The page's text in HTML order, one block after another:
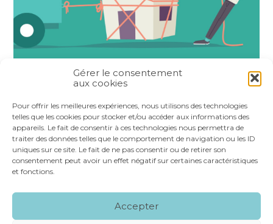
Gérer le consentement
aux cookies
Pour offrir les meilleures expériences, nous utilisons des technologies
telles que les cookies pour stocker et/ou accéder aux informations des
appareils. Le fait de consentir à ces technologies nous permettra de
traiter des données telles que le comportement de navigation ou les ID
uniques sur ce site. Le fait de ne pas consentir ou de retirer son
consentement peut avoir un effet négatif sur certaines caractéristiques
et fonctions.
Accepter
FaceBook
TwitterLinkedIn
Footer
NOS SERVICES
NOS SPÉCIALITÉS
RECRUTEMENT CONTACT